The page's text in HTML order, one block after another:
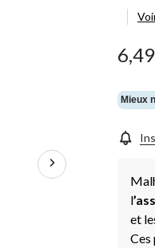
Mieux
l
et
Ces